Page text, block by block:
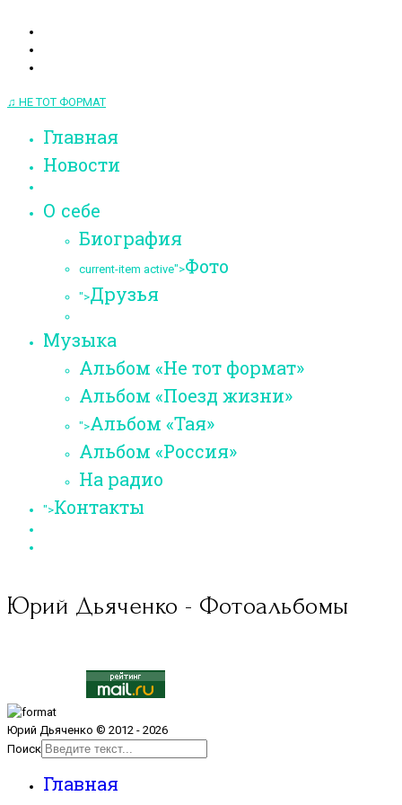
♫ НЕ ТОТ ФОРМАТ
Главная
Новости
О себе
Биография
current-item active">Фото
">Друзья
Музыка
Альбом «Не тот формат»
Альбом «Поезд жизни»
">Альбом «Тая»
Альбом «Россия»
На радио
">Контакты
Юрий Дьяченко - Фотоальбомы
Юрий Дьяченко © 2012 - 2026
Поиск
Главная